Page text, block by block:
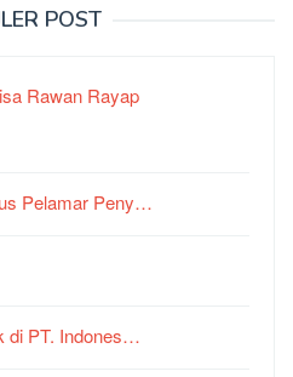
POST
Rawan Rayap
Pelamar Peny…
di PT. Indones…